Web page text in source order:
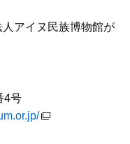
アイヌ民族博物館が
4号